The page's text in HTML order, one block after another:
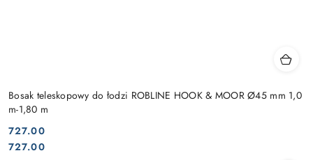
Bosak teleskopowy do łodzi ROBLINE HOOK & MOOR Ø45 mm 1,0
m-1,80 m
Cena:
727.00
Cena:
727.00